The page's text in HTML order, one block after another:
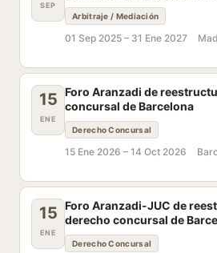
SEP
Arbitraje / Mediación
01 Sep 2025 – 31 Ene 2027
15
ENE
Foro Aranzadi de
concursal de Barcelona
Derecho Concursal
15 Ene 2026 – 14 Oct 2026
15
ENE
Foro Aranzadi-JUC de
derecho concursal de
Derecho Concursal